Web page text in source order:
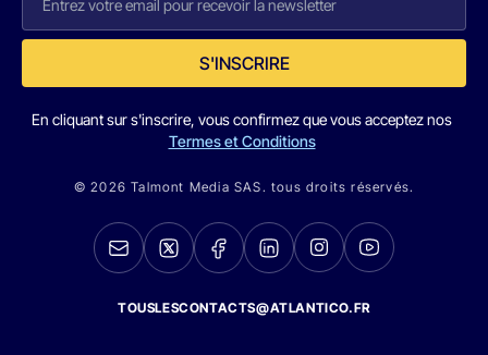
S'INSCRIRE
En cliquant sur s'inscrire, vous confirmez que vous acceptez nos
Termes et Conditions
© 2026 Talmont Media SAS. tous droits réservés.
TOUSLESCONTACTS@ATLANTICO.FR